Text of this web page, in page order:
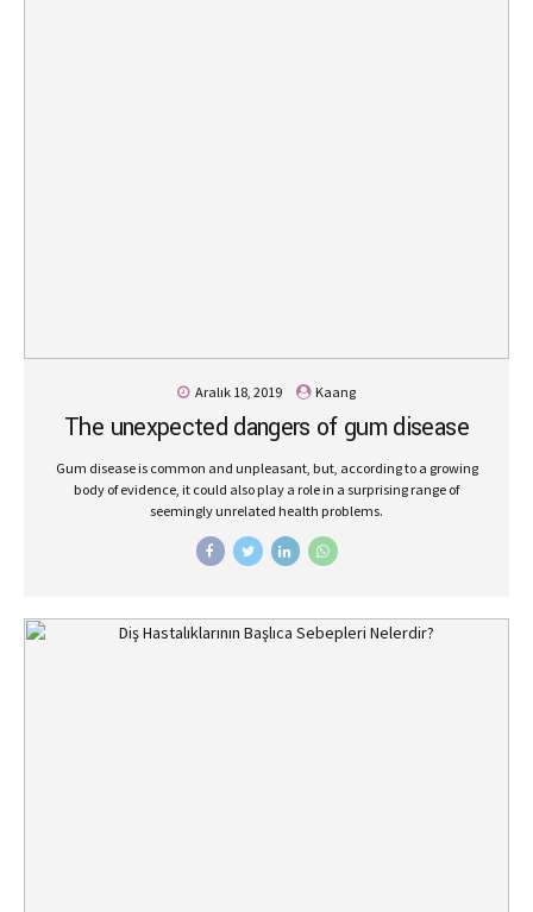
Aralık 18, 2019 Kaang
The unexpected dangers of gum disease
Gum disease is common and unpleasant, but, according to a growing
body of evidence, it could also play a role in a surprising range of
seemingly unrelated health problems.